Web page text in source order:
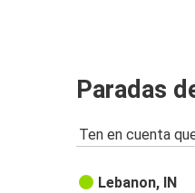
Paradas
Ten en cuenta
Lebanon, IN